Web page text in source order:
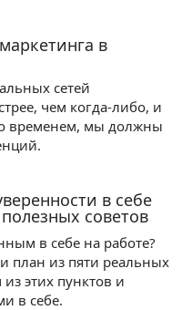
в
сетей
чем когда-либо, и
временем, мы должны
в себе
советов
в себе на работе?
план из пяти реальных
этих пунктов и
в себе.